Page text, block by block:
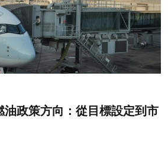
油政策方向：從目標設定到市